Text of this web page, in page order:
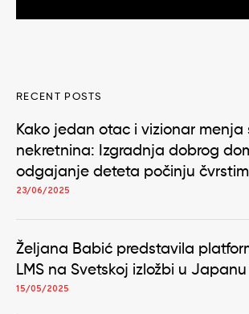
RECENT POSTS
Kako jedan otac i vizionar menja
nekretnina: Izgradnja dobrog
odgajanje deteta počinju
23/06/2025
Željana Babić predstavila
LMS na Svetskoj izložbi u Japanu
15/05/2025